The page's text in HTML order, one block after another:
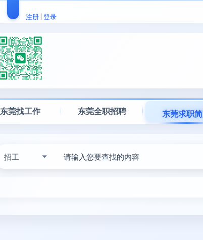
注册 | 登录
东莞找工作 东莞全职招聘 东莞求职
招工